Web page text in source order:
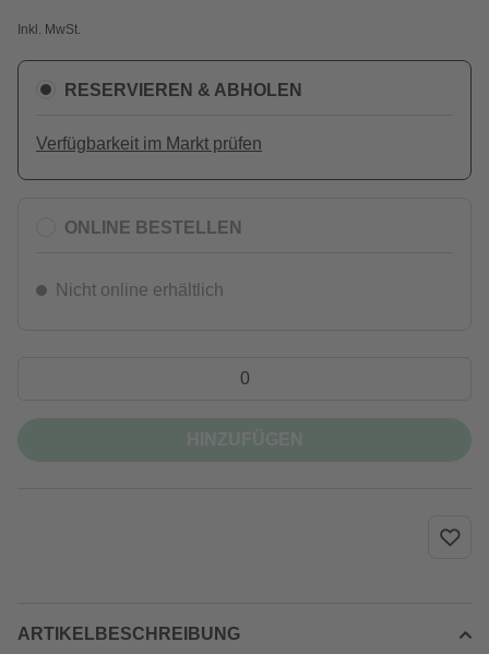
Inkl. MwSt.
RESERVIEREN & ABHOLEN
Verfügbarkeit im Markt prüfen
ONLINE BESTELLEN
Nicht online erhältlich
ARTIKELBESCHREIBUNG